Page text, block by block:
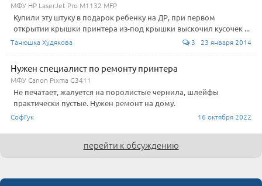
МФУ HP LaserJet Pro M1132 MFP
Купили эту штуку в подарок ребенку на ДР, при первом
открытии крышки принтера из-под крышки выскочил кусочек ...
Танюшка Худякова 3 23 января 2014
Нужен специалист по ремонту принтера
МФУ Canon Pixma G3411
Не печатает, жалуется на поролистые чернила, шлейфы
практически пустые. Нужен ремонт на дому.
СофГук 16 октября 2022
перейти к обсуждению